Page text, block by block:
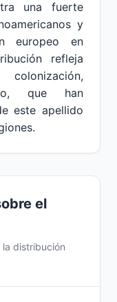
una fuerte
y
europeo en
refleja
que han
este apellido
el
distribución